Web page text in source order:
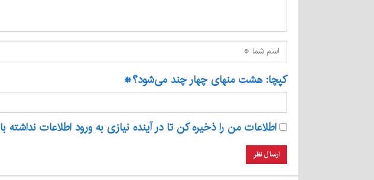
کپچا: هشت منهای چهار چند می‌شود؟*
اطلاعات من را ذخیره کن تا در آینده نیازی به ورود اطلاعات نداشته